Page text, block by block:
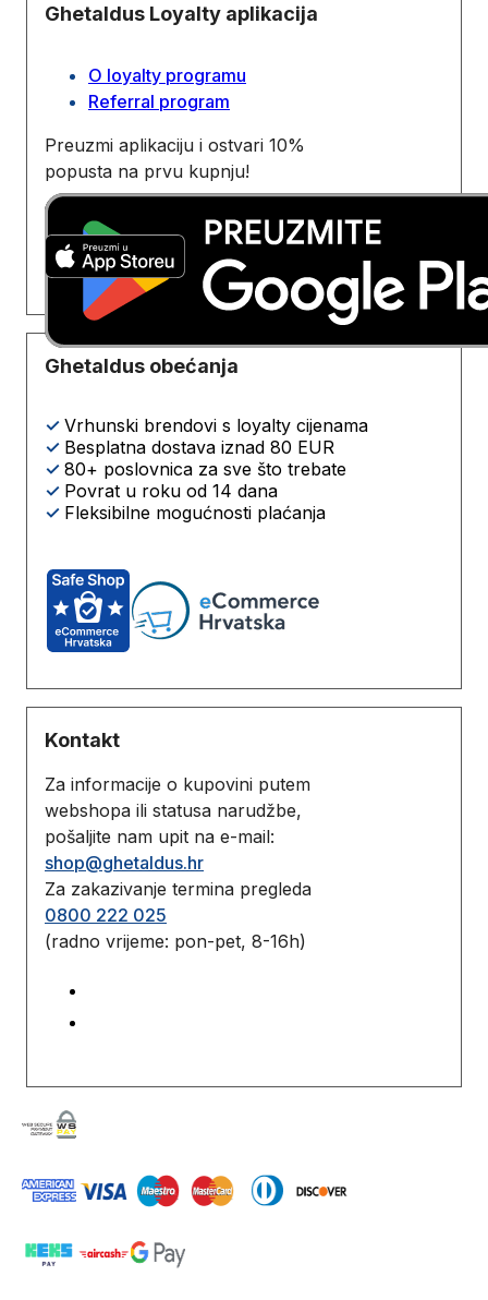
Ghetaldus Loyalty aplikacija
O loyalty programu
Referral program
Preuzmi aplikaciju i ostvari 10%
popusta na prvu kupnju!
Ghetaldus obećanja
✓ Vrhunski brendovi s loyalty cijenama
✓ Besplatna dostava iznad 80 EUR
✓ 80+ poslovnica za sve što trebate
✓ Povrat u roku od 14 dana
✓ Fleksibilne mogućnosti plaćanja
Kontakt
Za informacije o kupovini putem
webshopa ili statusa narudžbe,
pošaljite nam upit na e-mail:
shop@ghetaldus.hr
Za zakazivanje termina pregleda
0800 222 025
(radno vrijeme: pon-pet, 8-16h)